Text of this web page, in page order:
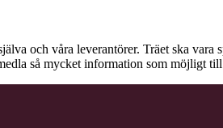
och våra leverantörer. Träet ska vara
så mycket information som möjligt